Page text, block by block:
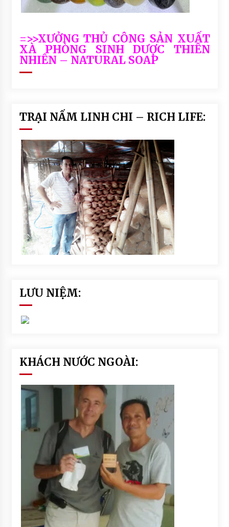
=>>XƯỞNG THỦ CÔNG SẢN XUẤT
XÀ PHÒNG SINH DƯỢC THIÊN
NHIÊN – NATURAL SOAP
TRẠI NẤM LINH CHI – RICH LIFE:
LƯU NIỆM:
KHÁCH NƯỚC NGOÀI: